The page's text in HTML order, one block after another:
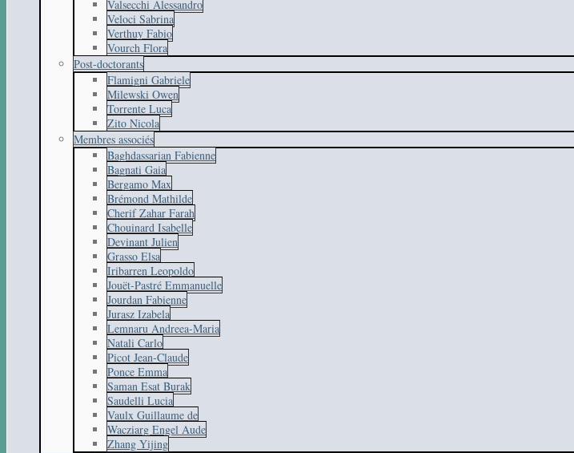
Valsecchi Alessandro
Veloci Sabrina
Verthuy Fabio
Vourch Flora
Post-doctorants
Flamigni Gabriele
Milewski Owen
Torrente Luca
Zito Nicola
Membres associés
Baghdassarian Fabienne
Bagnati Gaia
Bergamo Max
Brémond Mathilde
Cherif Zahar Farah
Chouinard Isabelle
Devinant Julien
Grasso Elsa
Iribarren Leopoldo
Jouët-Pastré Emmanuelle
Jourdan Fabienne
Jurasz Izabela
Lemnaru Andreea-Maria
Natali Carlo
Picot Jean-Claude
Ponce Emma
Saman Esat Burak
Saudelli Lucia
Vaulx Guillaume de
Wacziarg Engel Aude
Zhang Yijing